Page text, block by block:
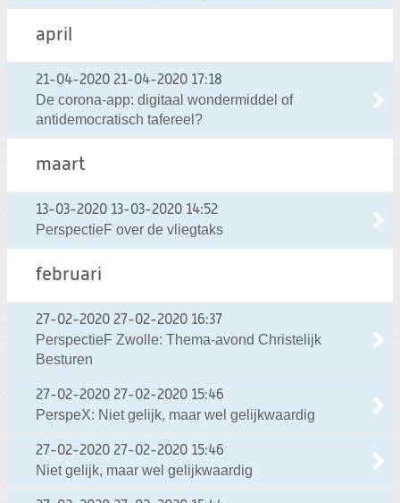
april
21-04-2020 21-04-2020 17:18
De corona-app: digitaal wondermiddel of
antidemocratisch tafereel?
maart
13-03-2020 13-03-2020 14:52
PerspectieF over de vliegtaks
februari
27-02-2020 27-02-2020 16:37
PerspectieF Zwolle: Thema-avond Christelijk
Besturen
27-02-2020 27-02-2020 15:46
PerspeX: Niet gelijk, maar wel gelijkwaardig
27-02-2020 27-02-2020 15:46
Niet gelijk, maar wel gelijkwaardig